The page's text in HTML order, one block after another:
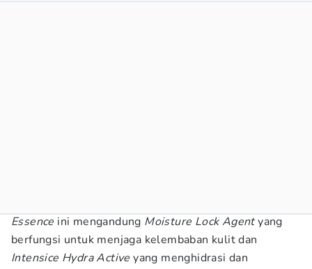
Essence ini mengandung Moisture Lock Agentyang
berfungsi untuk menjaga kelembaban kulit dan
Intensice Hydra Active yang menghidrasi dan